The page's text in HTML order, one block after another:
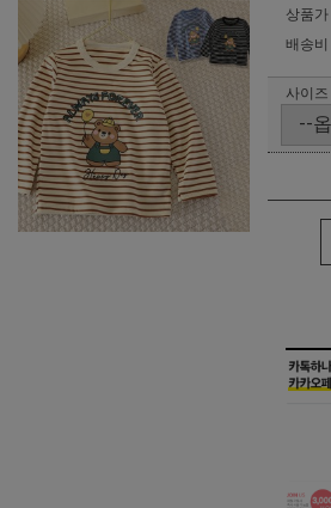
상품가
배송비
사이즈